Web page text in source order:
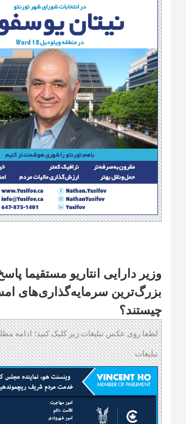
وزیر دارایی انتاریو مستقیما
بزرگ‌ترین سرمایه‌گذاری‌های
چیستند؟
لطفا روی عکس تبلیغات زیر کلیک کنید؛ ادامه
تبلیغات